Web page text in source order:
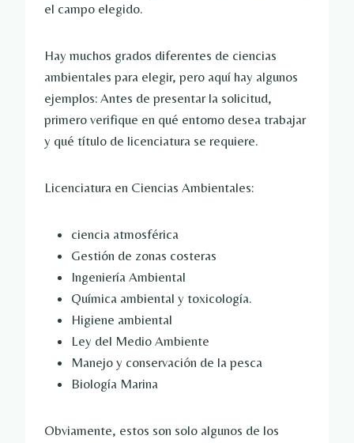
el campo elegido.
Hay muchos grados diferentes de ciencias
ambientales para elegir, pero aquí hay algunos
ejemplos: Antes de presentar la solicitud,
primero verifique en qué entorno desea trabajar
y qué título de licenciatura se requiere.
Licenciatura en Ciencias Ambientales:
ciencia atmosférica
Gestión de zonas costeras
Ingeniería Ambiental
Química ambiental y toxicología.
Higiene ambiental
Ley del Medio Ambiente
Manejo y conservación de la pesca
Biología Marina
Obviamente, estos son solo algunos de los